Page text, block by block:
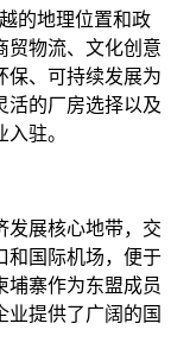
的地理位置和政
贸物流、文化创意
保、可持续发展为
活的厂房选择以及
驻。
发展核心地带，交
和国际机场，便于
埔寨作为东盟成员
业提供了广阔的国